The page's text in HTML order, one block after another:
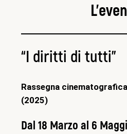
“I diritti di tutti”
Rassegna
(2025)
Dal 18 Marzo al 6